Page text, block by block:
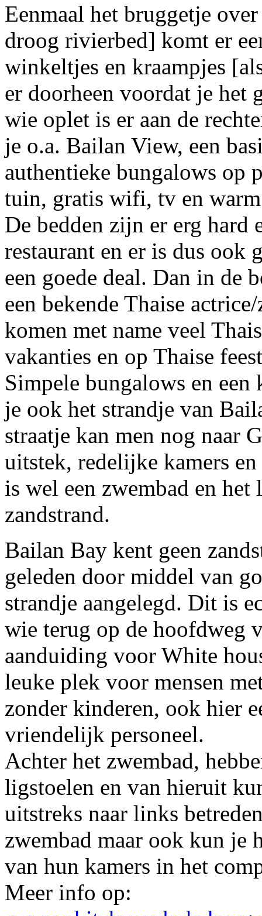
Eenmaal het bruggetje
droog rivierbed] komt er
winkeltjes en kraampjes
er doorheen voordat je het
wie oplet is er aan de
je o.a. Bailan View, een
authentieke bungalows op
tuin, gratis wifi, tv en
De bedden zijn er erg hard
restaurant en er is dus ook
een goede deal. Dan in de
een bekende Thaise
komen met name veel
vakanties en op Thaise
Simpele bungalows en
je ook het strandje van
straatje kan men nog naar
uitstek, redelijke kamers
is wel een zwembad en het
zandstrand.
Bailan Bay kent geen
geleden door middel van
strandje aangelegd. Dit is
wie terug op de hoofdweg
aanduiding voor White
leuke plek voor mensen
zonder kinderen, ook hier
vriendelijk personeel.
Achter het zwembad,
ligstoelen en van hieruit
uitstreks naar links
zwembad maar ook kun je
van hun kamers in het
Meer info op: